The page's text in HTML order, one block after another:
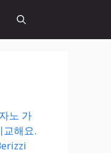
노 가
교해요.